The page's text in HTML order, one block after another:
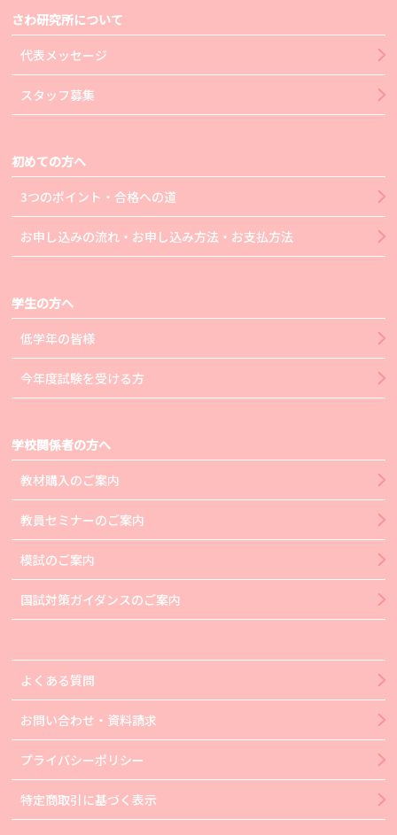
さわ研究所について
代表メッセージ
スタッフ募集
初めての方へ
3つのポイント・合格への道
お申し込みの流れ・お申し込み方法・お支払方法
学生の方へ
低学年の皆様
今年度試験を受ける方
学校関係者の方へ
教材購入のご案内
教員セミナーのご案内
模試のご案内
国試対策ガイダンスのご案内
よくある質問
お問い合わせ・資料請求
プライバシーポリシー
特定商取引に基づく表示